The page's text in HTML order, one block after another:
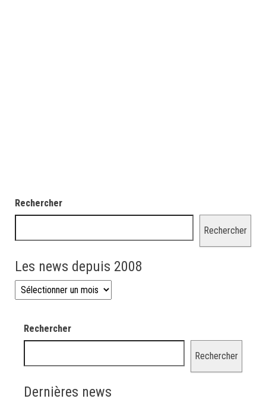
Rechercher
Rechercher
Les news depuis 2008
Les news depuis 2008
Rechercher
Rechercher
Dernières news